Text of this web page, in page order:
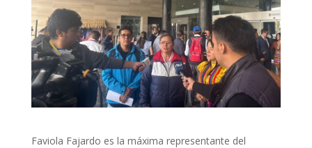
Faviola Fajardo es la máxima representante del